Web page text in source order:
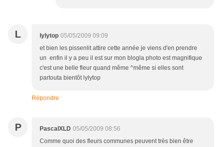
L lylytop 05/05/2009 09:09
et bien les pissenlit attire cette année je viens d'en prendre
un enfin il y a peu il est sur mon blogla photo est magnifique
c'est une belle fleur quand même ^même si elles sont
partouta bientôt lylytop
Répondre
P PascalXLD 05/05/2009 08:56
Comme quoi des fleurs communes peuvent très bien être